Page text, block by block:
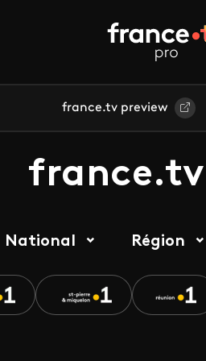
france.tv preview
National Région